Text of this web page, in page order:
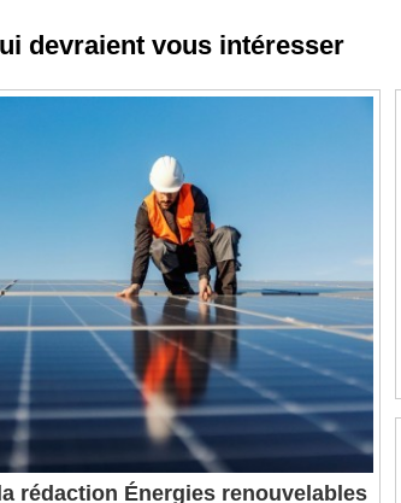
Énergies renouvelables
Akuo